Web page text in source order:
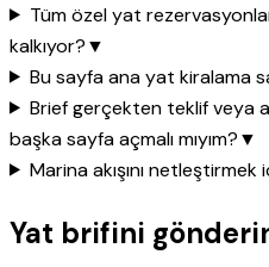
Tüm özel yat
kalkıyor?▼
Bu sayfa ana yat kiralama
Brief gerçekten teklif veya
başka sayfa açmalı mıyım?▼
Marina akışını
Yat brifini